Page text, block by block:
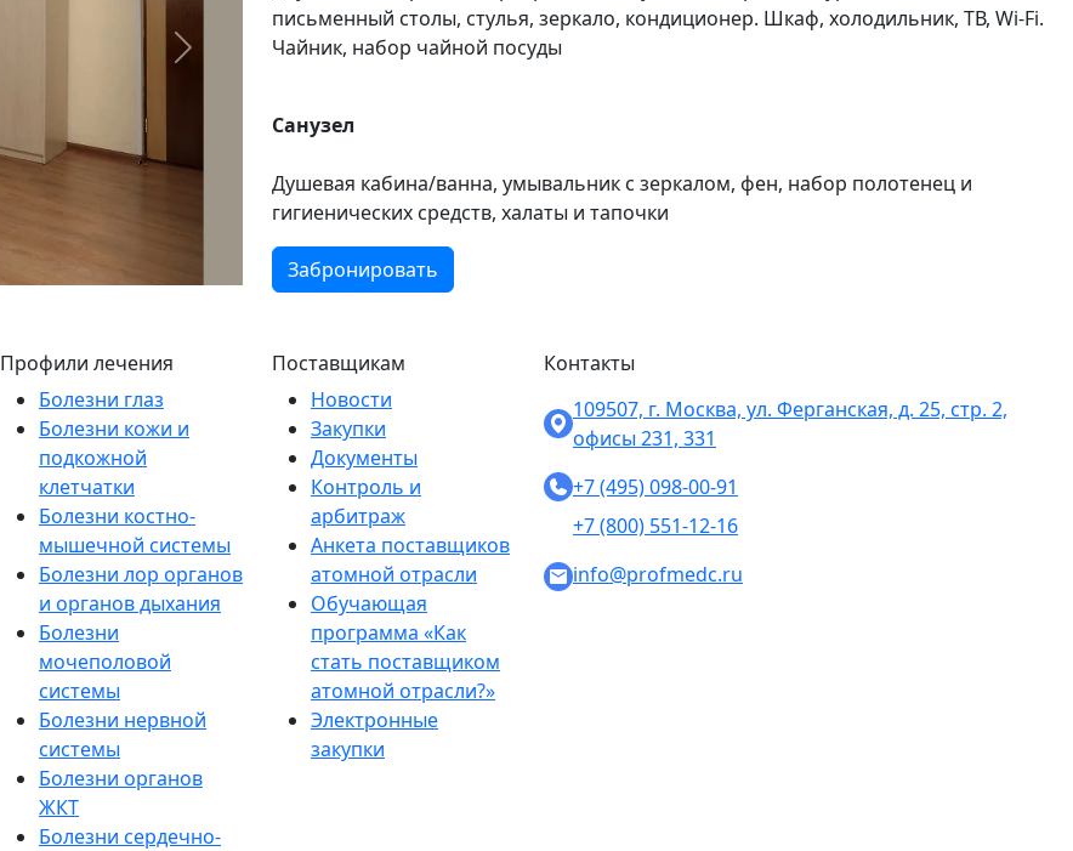
Следующий
письменный столы, стулья, зеркало, кондиционер. Шкаф, холодильник, ТВ, Wi-Fi.
Чайник, набор чайной посуды
Санузел
Душевая кабина/ванна, умывальник с зеркалом, фен, набор полотенец и
гигиенических средств, халаты и тапочки
Забронировать
Профили лечения
Болезни глаз
Болезни кожи и
подкожной
клетчатки
Болезни костно-
мышечной системы
Болезни лор органов
и органов дыхания
Болезни
мочеполовой
системы
Болезни нервной
системы
Болезни органов
ЖКТ
Болезни сердечно-
Поставщикам
Новости
Закупки
Документы
Контроль и
арбитраж
Анкета поставщиков
атомной отрасли
Обучающая
программа «Как
стать поставщиком
атомной отрасли?»
Электронные
закупки
Контакты
109507, г. Москва, ул. Ферганская, д. 25, стр. 2,
офисы 231, 331
+7 (495) 098-00-91
+7 (800) 551-12-16
info@profmedc.ru